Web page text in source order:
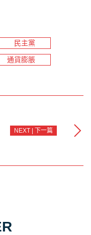
民主黨
通貨膨脹
NEXT | 下一篇